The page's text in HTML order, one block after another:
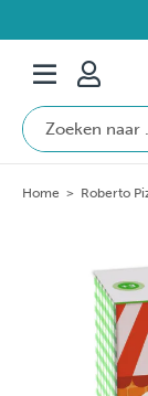
Home > Roberto